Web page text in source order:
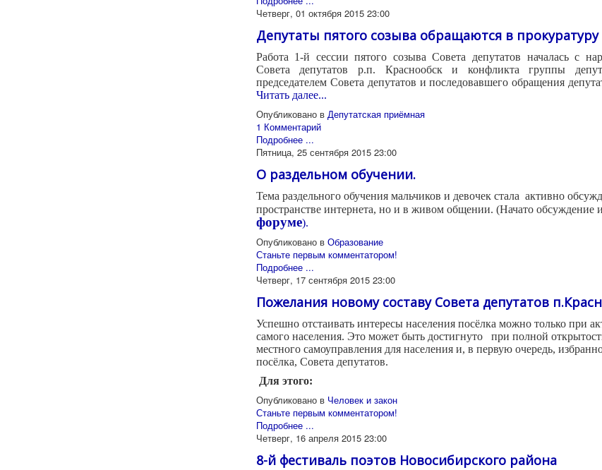
Четверг, 01 октября 2015 23:00
Депутаты пятого созыва обращаются в прокуратуру
Работа 1-й сессии пятого созыва Совета депутатов началась с
Совета депутатов р.п. Краснообски конфликта группы
председателем Совета депутатов и последовавшего обращения
Читать далее...
Опубликовано в Депутатская приёмная
1 Комментарий
Подробнее ...
Пятница, 25 сентября 2015 23:00
О раздельном обучении.
Тема раздельного обучения мальчиков и девочек стала активно
пространстве интернета, но и в живом общении. (Начато обсуждение
форуме).
Опубликовано в Образование
Станьте первым комментатором!
Подробнее ...
Четверг, 17 сентября 2015 23:00
Пожелания новому составу Совета депутатов
Успешно отстаивать интересы населения посёлка можно только при
самого населения. Это может быть достигнуто при полной
местного самоуправления для населения и, в первую очередь,
посёлка, Совета депутатов.
Для этого:
Опубликовано в Человек и закон
Станьте первым комментатором!
Подробнее ...
Четверг, 16 апреля 2015 23:00
8-й фестиваль поэтов Новосибирского района